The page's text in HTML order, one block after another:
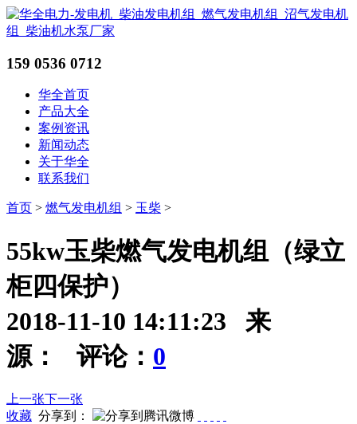
159 0536 0712
华全首页
产品大全
案例资讯
新闻动态
关于华全
联系我们
首页 > 燃气发电机组 > 玉柴 >
55kw玉柴燃气发电机组（绿立
柜四保护）
2018-11-10 14:11:23 来
源： 评论： 0
上一张下一张
收藏 分享到：